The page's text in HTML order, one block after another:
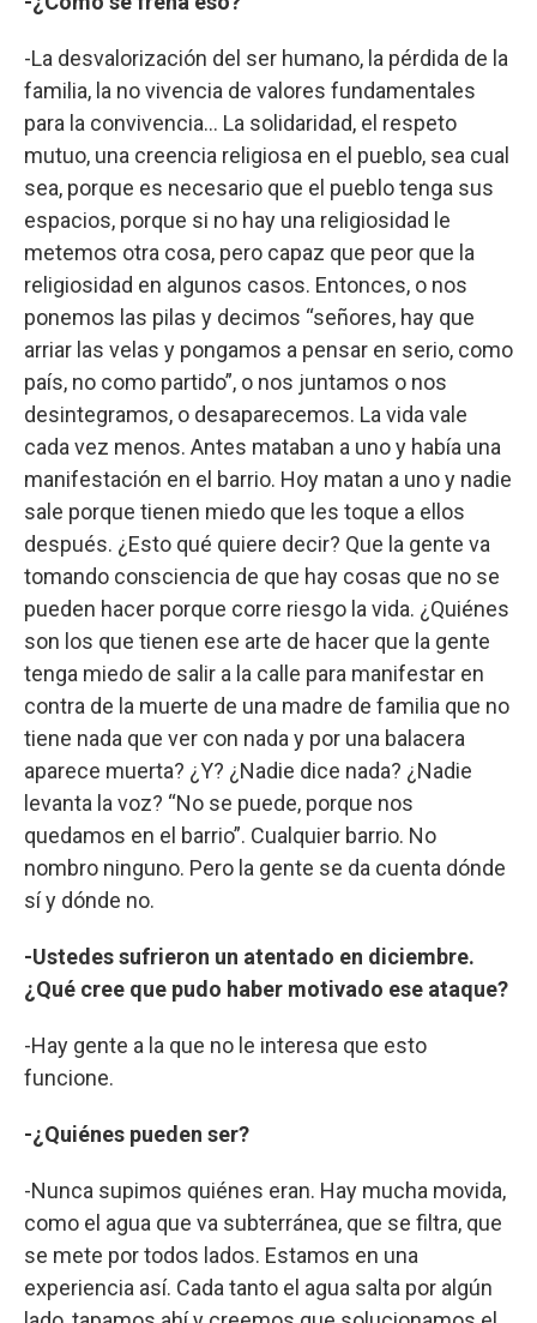
-La desvalorización del ser humano, la pérdida de la
familia, la no vivencia de valores fundamentales
para la convivencia... La solidaridad, el respeto
mutuo, una creencia religiosa en el pueblo, sea cual
sea, porque es necesario que el pueblo tenga sus
espacios, porque si no hay una religiosidad le
metemos otra cosa, pero capaz que peor que la
religiosidad en algunos casos. Entonces, o nos
ponemos las pilas y decimos “señores, hay que
arriar las velas y pongamos a pensar en serio, como
país, no como partido”, o nos juntamos o nos
desintegramos, o desaparecemos. La vida vale
cada vez menos. Antes mataban a uno y había una
manifestación en el barrio. Hoy matan a uno y nadie
sale porque tienen miedo que les toque a ellos
después. ¿Esto qué quiere decir? Que la gente va
tomando consciencia de que hay cosas que no se
pueden hacer porque corre riesgo la vida. ¿Quiénes
son los que tienen ese arte de hacer que la gente
tenga miedo de salir a la calle para manifestar en
contra de la muerte de una madre de familia que no
tiene nada que ver con nada y por una balacera
aparece muerta? ¿Y? ¿Nadie dice nada? ¿Nadie
levanta la voz? “No se puede, porque nos
quedamos en el barrio”. Cualquier barrio. No
nombro ninguno. Pero la gente se da cuenta dónde
sí y dónde no.
-Ustedes sufrieron un atentado en diciembre.
¿Qué cree que pudo haber motivado ese ataque?
-Hay gente a la que no le interesa que esto
funcione.
-¿Quiénes pueden ser?
-Nunca supimos quiénes eran. Hay mucha movida,
como el agua que va subterránea, que se filtra, que
se mete por todos lados. Estamos en una
experiencia así. Cada tanto el agua salta por algún